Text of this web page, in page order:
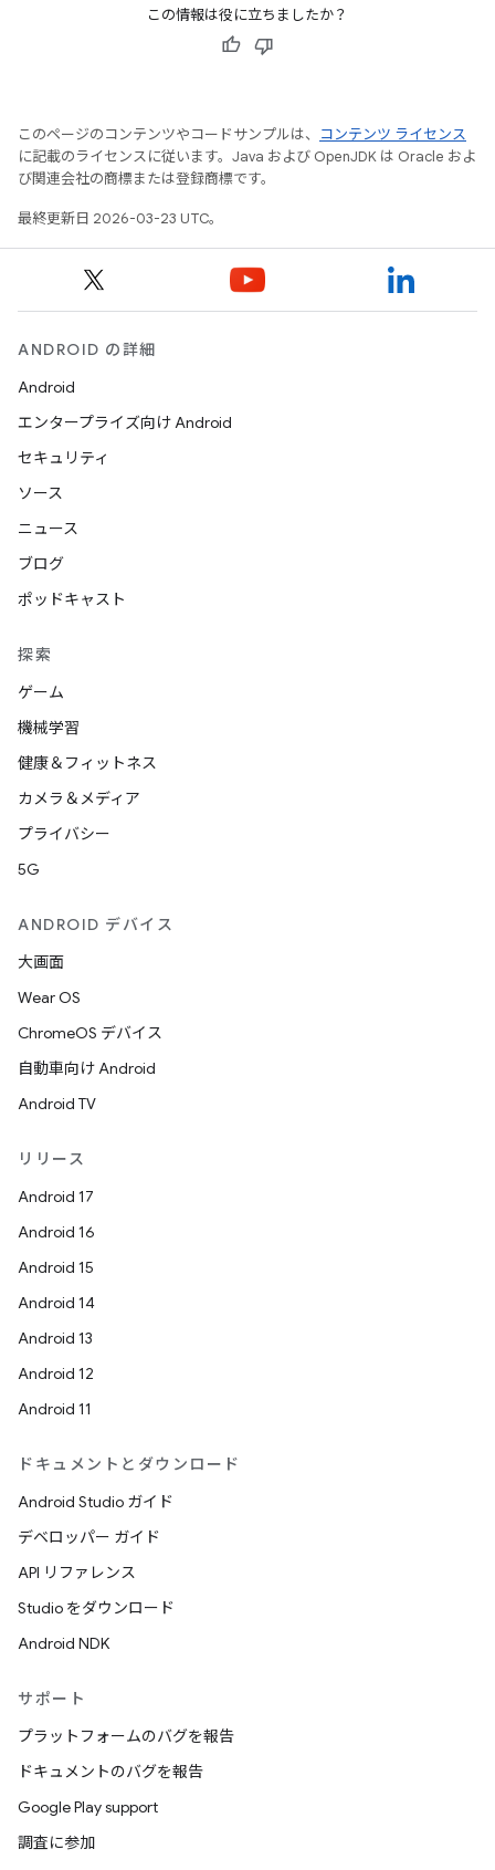
この情報は役に立ちましたか？
このページのコンテンツやコードサンプルは、
コンテンツ ライセンス
に記載のライセンスに従います。Java および OpenJDK は Oracle およ
び関連会社の商標または登録商標です。
最終更新日 2026-03-23 UTC。
ANDROID の詳細
Android
エンタープライズ向け Android
セキュリティ
ソース
ニュース
ブログ
ポッドキャスト
探索
ゲーム
機械学習
健康＆フィットネス
カメラ＆メディア
プライバシー
5G
ANDROID デバイス
大画面
Wear OS
ChromeOS デバイス
自動車向け Android
Android TV
リリース
Android 17
Android 16
Android 15
Android 14
Android 13
Android 12
Android 11
ドキュメントとダウンロード
Android Studio ガイド
デベロッパー ガイド
API リファレンス
Studio をダウンロード
Android NDK
サポート
プラットフォームのバグを報告
ドキュメントのバグを報告
Google Play support
調査に参加